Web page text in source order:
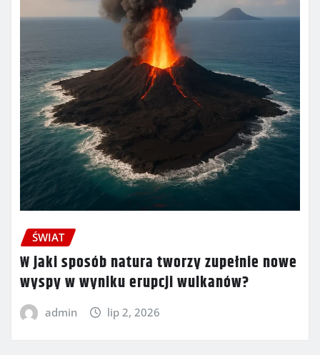
ŚWIAT
W jaki sposób natura tworzy zupełnie nowe
wyspy w wyniku erupcji wulkanów?
admin lip 2, 2026